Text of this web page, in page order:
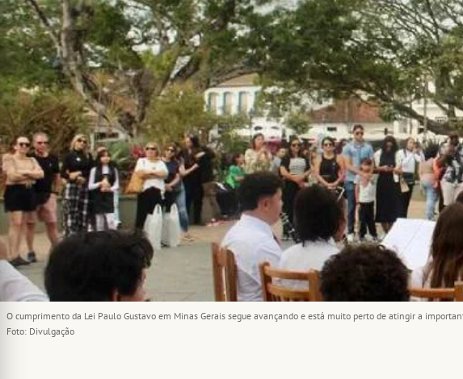
O cumprimento da Lei Paulo Gustavo em Minas Gerais segue avançando e está muito perto de atingir a
Foto: Divulgação